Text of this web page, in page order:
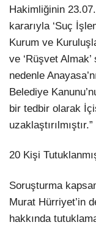
Hakimliğinin
kararıyla ‘Suç
Kurum ve
ve ‘Rüşvet
nedenle
Belediye
bir tedbir olarak
uzaklaştırılmıştır.”
20 Kişi
Soruşturma
Murat Hürriyet’in
hakkında